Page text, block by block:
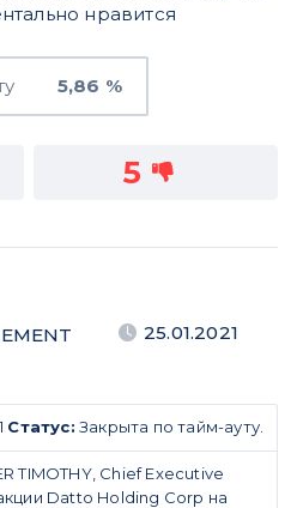
нравится
5,86 %
5
25.01.2021
Статус: Закрыта по тайм-ауту.
TIMOTHY, Chief Executive
Datto Holding Corp на